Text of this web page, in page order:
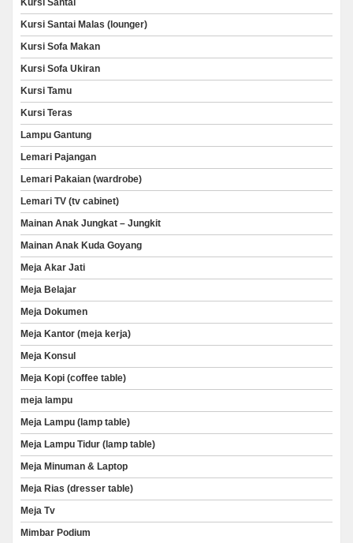
Kursi Santai
Kursi Santai Malas (lounger)
Kursi Sofa Makan
Kursi Sofa Ukiran
Kursi Tamu
Kursi Teras
Lampu Gantung
Lemari Pajangan
Lemari Pakaian (wardrobe)
Lemari TV (tv cabinet)
Mainan Anak Jungkat – Jungkit
Mainan Anak Kuda Goyang
Meja Akar Jati
Meja Belajar
Meja Dokumen
Meja Kantor (meja kerja)
Meja Konsul
Meja Kopi (coffee table)
meja lampu
Meja Lampu (lamp table)
Meja Lampu Tidur (lamp table)
Meja Minuman & Laptop
Meja Rias (dresser table)
Meja Tv
Mimbar Podium